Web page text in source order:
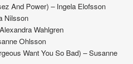
And Power) – Ingela Elofsson
Nilsson
Wahlgren
Ohlsson
Want You So Bad) – Susanne